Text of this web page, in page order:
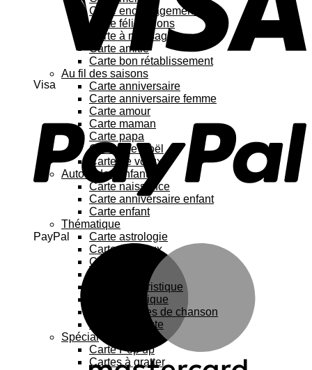
Visa
PayPal
Carte encouragement
Carte félicitations
Carte à message
Carte amitié
Carte bon rétablissement
Au fil des saisons
Carte anniversaire
Carte anniversaire femme
Carte amour
Carte maman
Carte papa
Cartes de Noël
Carte de vœux
Autour de l’enfant
Carte naissance
Carte anniversaire enfant
Carte enfant
Thématique
Carte astrologie
Carte Animaux
Carte chat
Carte humoristique
Carte botanique
Carte Paroles de chanson
Carte féministe
Spécial
Carte Pop up
Cartes à gratter